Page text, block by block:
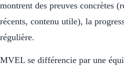
montrent des preuves concrètes
récents, contenu utile), la
régulière.
MVEL se différencie par une